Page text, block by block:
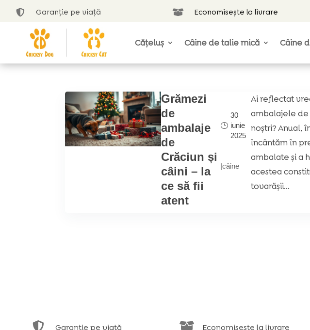
 Garanție pe viață  Economisește la livrare
Cățeluș Câine de talie mică Câine
Grămezi
de
ambalaje
de
Crăciun și
câini – la
ce să fii
atent
30
iunie
2025
|câine
Ai reflectat
ambalajele de
noștri? Anual,
încântăm în
ambalate și a
acestea
tovarășii...
 Garanție pe viață  Economisește la livrare